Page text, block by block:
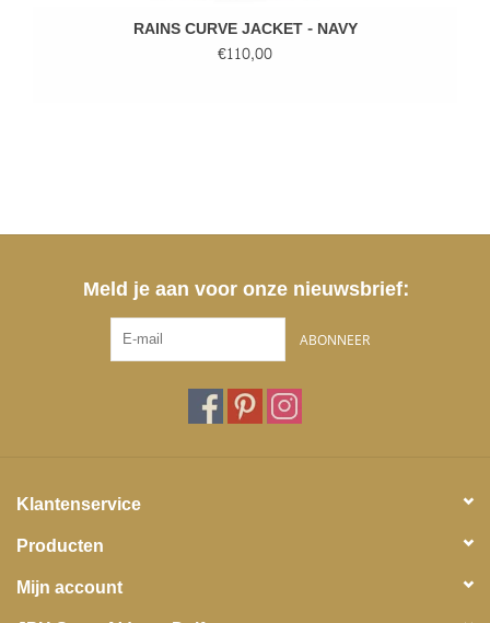
RAINS CURVE JACKET - NAVY
€110,00
Meld je aan voor onze nieuwsbrief:
ABONNEER
Klantenservice
Producten
Mijn account